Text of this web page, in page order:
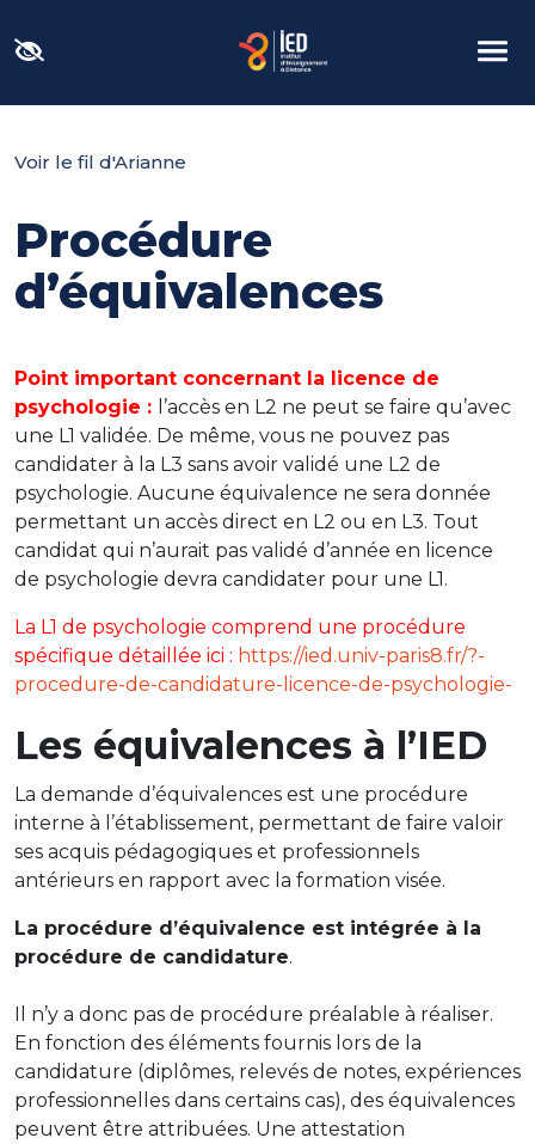
Voir le fil d'Arianne
Procédure
d’équivalences
Point important concernant la licence de
psychologie : l’accès en L2 ne peut se faire qu’avec
une L1 validée. De même, vous ne pouvez pas
candidater à la L3 sans avoir validé une L2 de
psychologie. Aucune équivalence ne sera donnée
permettant un accès direct en L2 ou en L3. Tout
candidat qui n’aurait pas validé d’année en licence
de psychologie devra candidater pour une L1.
La L1 de psychologie comprend une procédure
spécifique détaillée ici : https://ied.univ-paris8.fr/?-
procedure-de-candidature-licence-de-psychologie-
Les équivalences à l’IED
La demande d’équivalences est une procédure
interne à l’établissement, permettant de faire valoir
ses acquis pédagogiques et professionnels
antérieurs en rapport avec la formation visée.
La procédure d’équivalence est intégrée à la
procédure de candidature.
Il n’y a donc pas de procédure préalable à réaliser.
En fonction des éléments fournis lors de la
candidature (diplômes, relevés de notes, expériences
professionnelles dans certains cas), des équivalences
peuvent être attribuées. Une attestation